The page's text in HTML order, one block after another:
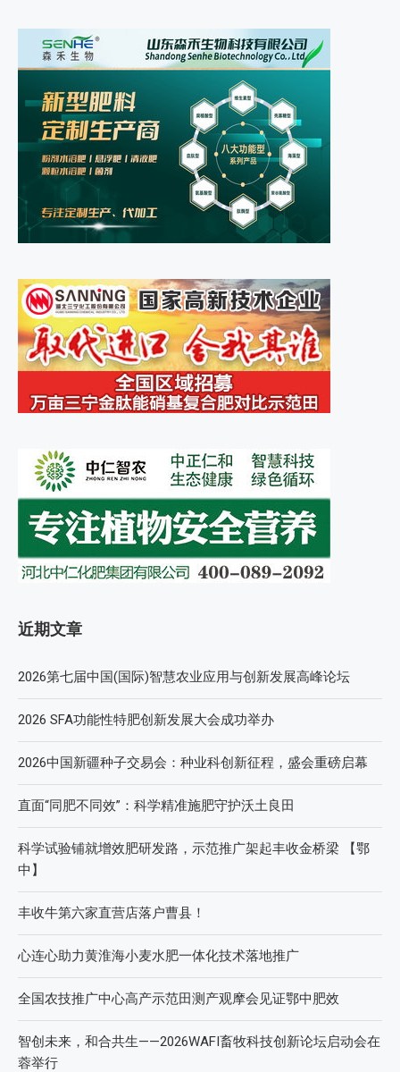
近期文章
2026第七届中国(国际)智慧农业应用与创新发展高峰论坛
2026 SFA功能性特肥创新发展大会成功举办
2026中国新疆种子交易会：种业科创新征程，盛会重磅启幕
直面“同肥不同效”：科学精准施肥守护沃土良田
科学试验铺就增效肥研发路，示范推广架起丰收金桥梁 【鄂
中】
丰收牛第六家直营店落户曹县！
心连心助力黄淮海小麦水肥一体化技术落地推广
全国农技推广中心高产示范田测产观摩会见证鄂中肥效
智创未来，和合共生——2026WAFI畜牧科技创新论坛启动会在
蓉举行